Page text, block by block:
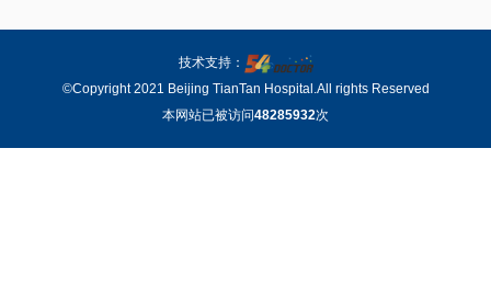
技术支持：
©Copyright 2021 Beijing TianTan Hospital.All rights Reserved
本网站已被访问48285932次